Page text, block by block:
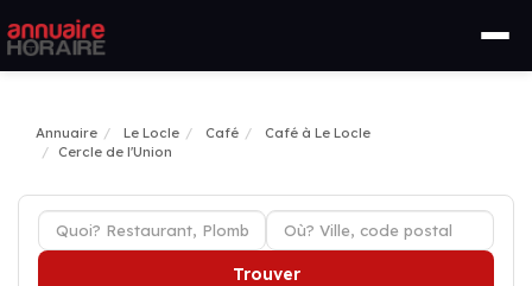
Annuaire Le Locle Café
Café à Le Locle
Cercle de l'Union
Trouver